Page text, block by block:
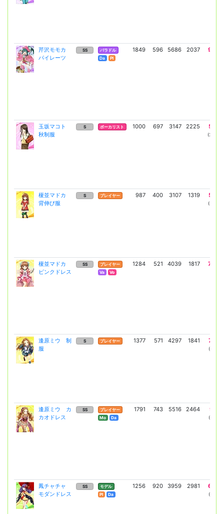
芹沢モモカ
パイレーツ
SS
バラドル
Da
Pl
1849 596 5686 2037 9906
玉坂マコト
秋制服
S ボーカリスト 1000 697 3147 2225 5355
(3909)
榎並マドカ
背伸び服
S プレイヤー 987 400 3107 1319 5286
(3859)
榎並マドカ
ピンクドレス
SS
プレイヤー
Va
Vo
1284 521 4039 1817 7088
逢原ミウ 制
服
S プレイヤー 1377 571 4297 1841 7322
(5345)
逢原ミウ カ
カオドレス
SS
プレイヤー
Mo
Da
1791 743 5516 2464 9617
(7020)
鳳チャチャ
モダンドレス
SS
モデル
Pl
Da
1256 920 3959 2981 6950
(5073)